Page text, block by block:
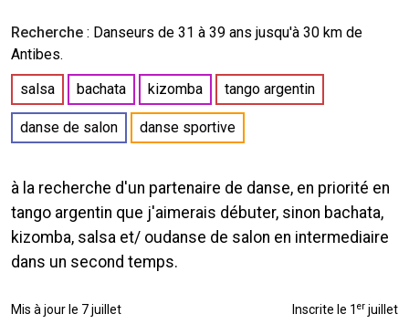
Recherche : Danseurs de 31 à 39 ans jusqu'à 30 km de
Antibes.
salsa
bachata kizomba tango argentin
danse de salon danse sportive
à la recherche d'un partenaire de danse, en priorité en
tango argentin que j'aimerais débuter, sinon bachata,
kizomba, salsa et/ oudanse de salon en intermediaire
dans un second temps.
Mis à jour le 7 juillet Inscrite le 1 er juillet